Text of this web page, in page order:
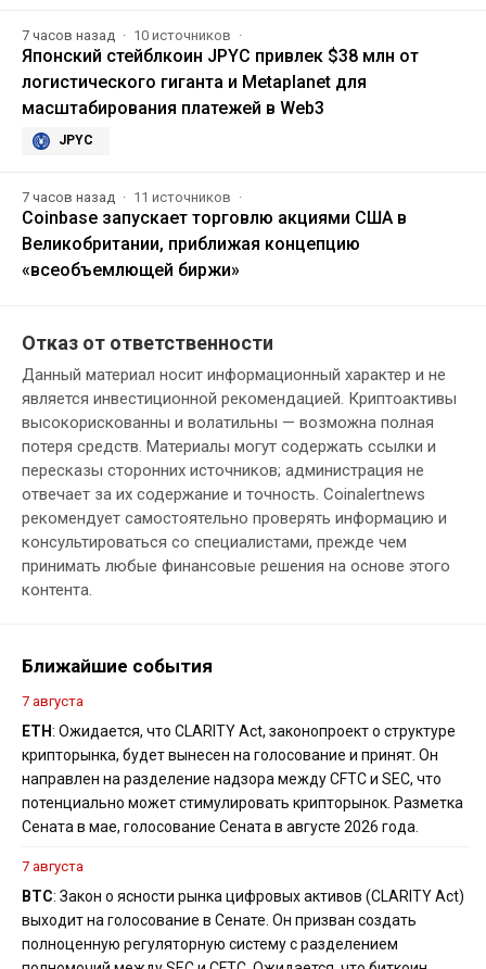
7 часов назад 10 источников
Японский стейблкоин JPYC привлек $38 млн от
логистического гиганта и Metaplanet для
масштабирования платежей в Web3
JPYC
7 часов назад 11 источников
Coinbase запускает торговлю акциями США в
Великобритании, приближая концепцию
«всеобъемлющей биржи»
Отказ от ответственности
Данный материал носит информационный характер и не
является инвестиционной рекомендацией. Криптоактивы
высокорискованны и волатильны — возможна полная
потеря средств. Материалы могут содержать ссылки и
пересказы сторонних источников; администрация не
отвечает за их содержание и точность. Coinalertnews
рекомендует самостоятельно проверять информацию и
консультироваться со специалистами, прежде чем
принимать любые финансовые решения на основе этого
контента.
Ближайшие события
7 августа
ETH: Ожидается, что CLARITY Act, законопроект о структуре
крипторынка, будет вынесен на голосование и принят. Он
направлен на разделение надзора между CFTC и SEC, что
потенциально может стимулировать крипторынок. Разметка
Сената в мае, голосование Сената в августе 2026 года.
7 августа
BTC: Закон о ясности рынка цифровых активов (CLARITY Act)
выходит на голосование в Сенате. Он призван создать
полноценную регуляторную систему с разделением